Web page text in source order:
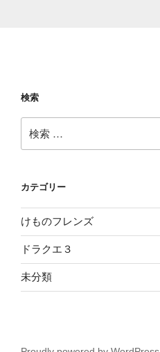
検索
索:
カテゴリー
けものフレンズ
ドラクエ３
未分類